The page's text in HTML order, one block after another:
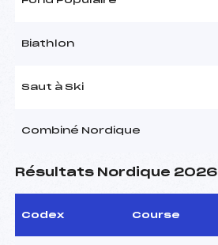
Biathlon
Saut à Ski
Combiné Nordique
Résultats Nordique 2026
Codex Course